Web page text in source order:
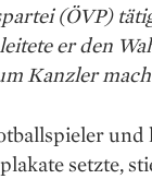
(ÖVP)
er den
Kanzler
setzte,